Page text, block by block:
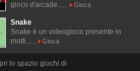
gioco d'arcade......
Gioca
Snake
Snake è un videogioco presente in
molti......
Gioca
lo spazio giochi di